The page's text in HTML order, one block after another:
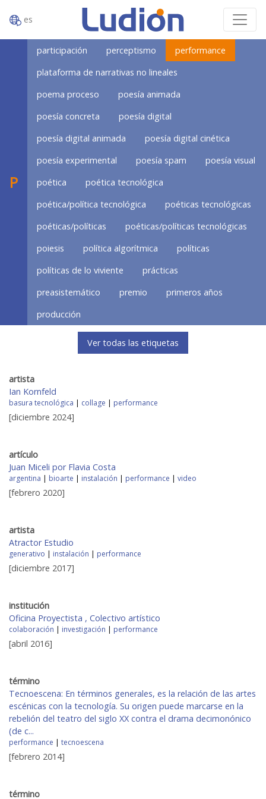
es
P
participación perceptismo
performance
plataforma de narrativas no lineales
poema proceso
poesía animada
poesía concreta
poesía digital
poesía digital animada
poesía digital cinética
poesía experimental
poesía spam
poesía visual
poética
poética tecnológica
poética/política tecnológica
poéticas tecnológicas
poéticas/políticas
poéticas/políticas tecnológicas
poiesis
política algorítmica
políticas
políticas de lo viviente
prácticas
preasistemático
premio
primeros años
producción
Ver todas las etiquetas
artista
Ian Kornfeld
basura tecnológica | collage | performance
[diciembre 2024]
artículo
Juan Miceli por Flavia Costa
argentina | bioarte | instalación | performance | video
[febrero 2020]
artista
Atractor Estudio
generativo | instalación | performance
[diciembre 2017]
institución
Oficina Proyectista , Colectivo artístico
colaboración | investigación | performance
[abril 2016]
término
Tecnoescena: En términos generales, es la relación de las artes
escénicas con la tecnología. Su origen puede marcarse en la
rebelión del teatro del siglo XX contra el drama decimonónico
(de c...
performance | tecnoescena
[febrero 2014]
término